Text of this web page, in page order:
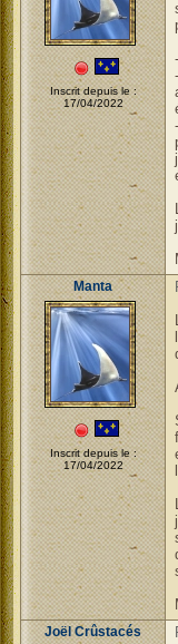
Inscrit depuis le :
17/04/2022
Manta
Inscrit depuis le :
17/04/2022
Joël Crûstacés